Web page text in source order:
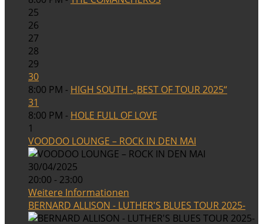
25
26
27
28
29
30
8:00 PM - HIGH SOUTH -„BEST OF TOUR 2025“
31
8:00 PM - HOLE FULL OF LOVE
1
VOODOO LOUNGE – ROCK IN DEN MAI
30/04/2025
20:00 - 23:00
Weitere Informationen
BERNARD ALLISON - LUTHER'S BLUES TOUR 2025-